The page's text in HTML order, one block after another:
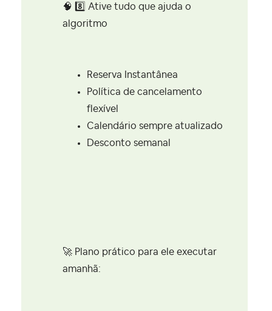
🧠 8️⃣ Ative tudo que ajuda o
algoritmo
Reserva Instantânea
Política de cancelamento
flexível
Calendário sempre atualizado
Desconto semanal
🚀 Plano prático para ele executar
amanhã: